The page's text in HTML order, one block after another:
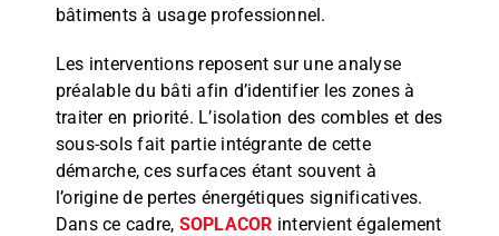
bâtiments à usage professionnel.
Les interventions reposent sur une analyse
préalable du bâti afin d’identifier les zones à
traiter en priorité. L’isolation des combles et des
sous-sols fait partie intégrante de cette
démarche, ces surfaces étant souvent à
l’origine de pertes énergétiques significatives.
Dans ce cadre, SOPLACOR intervient également